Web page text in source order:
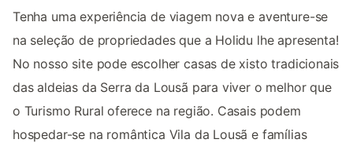
Tenha uma experiência de viagem nova e aventure-se
na seleção de propriedades que a Holidu lhe apresenta!
No nosso site pode escolher casas de xisto tradicionais
das aldeias da Serra da Lousã para viver o melhor que
o Turismo Rural oferece na região. Casais podem
hospedar-se na romântica Vila da Lousã e famílias